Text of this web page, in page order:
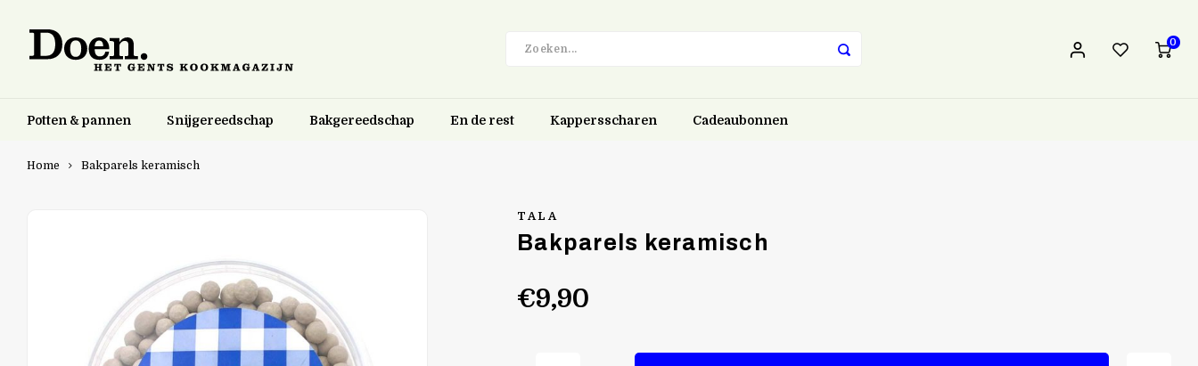
0
Potten & pannen Snijgereedschap Bakgereedschap En de rest Kappersscharen Cadeaubonnen
Home Bakparels keramisch
TALA
Bakparels keramisch
€9,90